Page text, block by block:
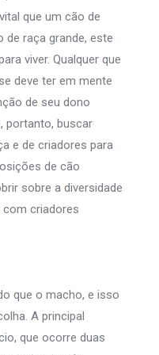
que um cão de
de raça grande, este
viver. Qualquer que
deve ter em mente
de seu dono
portanto, buscar
e de criadores para
de cão
sobre a diversidade
com criadores
que o macho, e isso
A principal
que ocorre duas